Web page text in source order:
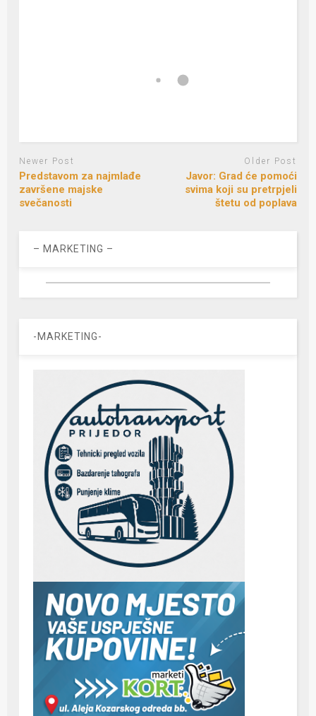
Newer Post
Predstavom za najmlađe
završene majske
svečanosti
Older Post
Javor: Grad će pomoći
svima koji su pretrpjeli
štetu od poplava
– MARKETING –
-MARKETING-